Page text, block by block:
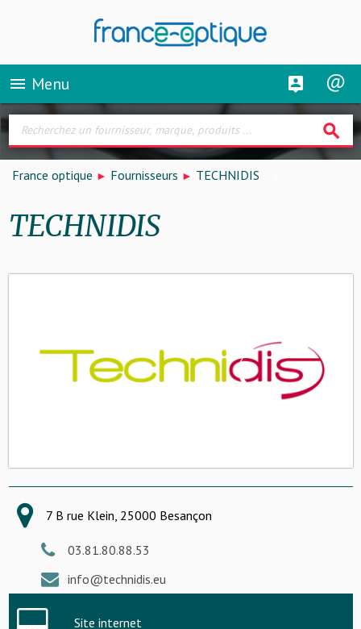
menu Menu
search
France optique Fournisseurs TECHNIDIS
TECHNIDIS
7 B rue Klein, 25000 Besançon
03.81.80.88.53
info@technidis.eu
Site internet